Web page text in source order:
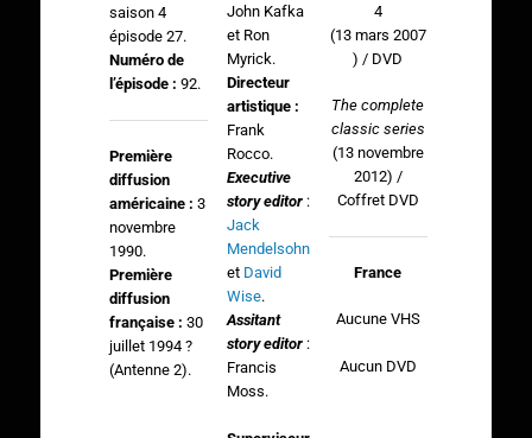
saison 4
épisode 27.
Numéro de
l’épisode : 92.
Première
diffusion
américaine : 3
novembre
1990.
Première
diffusion
française : 30
juillet 1994 ?
(Antenne 2).
John Kafka
et Ron
Myrick.
Directeur
artistique :
Frank
Rocco.
Executive
story editor :
Jack
Mendelsohn
et David
Wise.
Assitant
story editor :
Francis
Moss.
4
(13 mars 2007
) / DVD
The complete
classic series
(13 novembre
2012) /
Coffret DVD
France
Aucune VHS
Aucun DVD